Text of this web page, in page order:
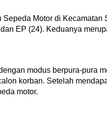
Motor di Kecamatan
EP (24). Keduanya
modus berpura-pura
korban. Setelah
motor.